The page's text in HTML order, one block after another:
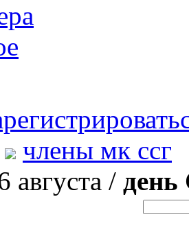
члены мк ссг
августа / день